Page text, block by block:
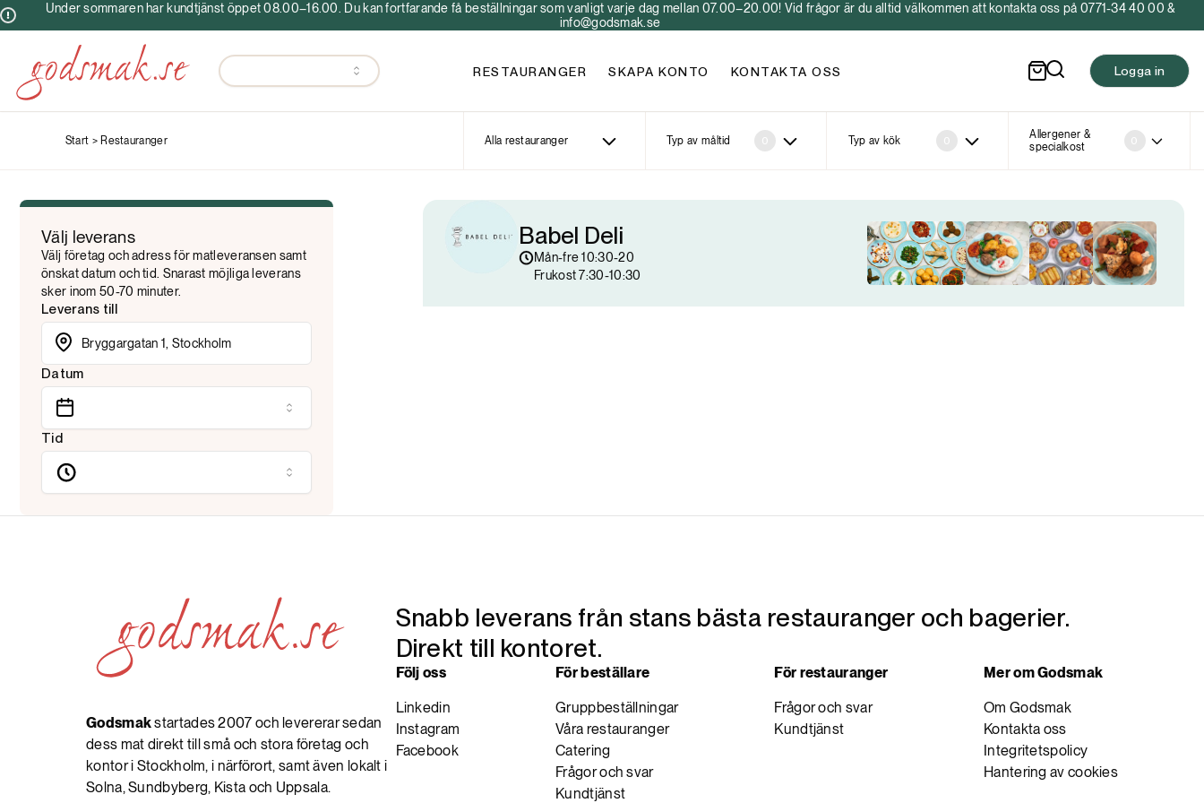
Under sommaren har kundtjänst öppet 08.00–16.00. Du kan fortfarande få beställningar som vanligt varje dag mellan 07.00–20.00! Vid frågor är du alltid välkommen att kontakta oss på 0771-34 40 00 &
info@godsmak.se
RESTAURANGER SKAPA KONTO KONTAKTA OSS Logga in
Start > Restauranger Alla restauranger Typ av måltid 0 Typ av kök 0
Allergener &
specialkost
0
Välj leverans
Välj företag och adress för matleveransen samt
önskat datum och tid. Snarast möjliga leverans
sker inom 50-70 minuter.
Leverans till
Datum
Tid
Babel Deli
Mån-fre 10:30-20
Frukost 7:30-10:30
Godsmakstartades 2007 och levererar sedan
dess mat direkt till små och stora företag och
kontor i Stockholm, i närförort, samt även lokalt i
Solna, Sundbyberg, Kista och Uppsala.
Snabb leverans från stans bästa restauranger och bagerier.
Direkt till kontoret.
Följ oss
Linkedin
Instagram
Facebook
För beställare
Gruppbeställningar
Våra restauranger
Catering
Frågor och svar
Kundtjänst
För restauranger
Frågor och svar
Kundtjänst
Mer om Godsmak
Om Godsmak
Kontakta oss
Integritetspolicy
Hantering av cookies